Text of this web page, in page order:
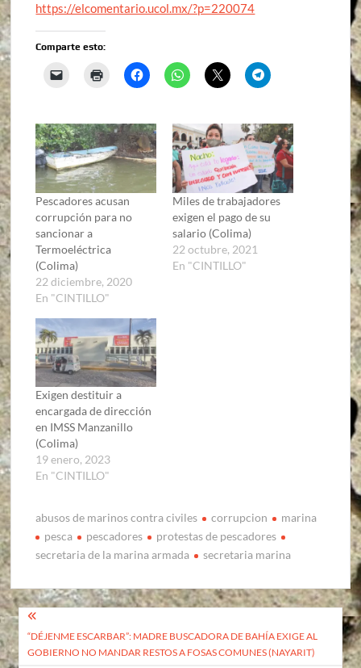
https://elcomentario.ucol.mx/?p=220074
Comparte esto:
Pescadores acusan
corrupción para no
sancionar a
Termoeléctrica
(Colima)
22 diciembre, 2020
En "CINTILLO"
Miles de trabajadores
exigen el pago de su
salario (Colima)
22 octubre, 2021
En "CINTILLO"
Exigen destituir a
encargada de dirección
en IMSS Manzanillo
(Colima)
19 enero, 2023
En "CINTILLO"
abusos de marinos contra civiles corrupcion
marina
pesca
pescadores
protestas de pescadores
secretaria de la marina armada
secretaria marina
Navegación
de“DÉJENME ESCARBAR”: MADRE BUSCADORA DE BAHÍA EXIGE AL
GOBIERNO NO MANDAR RESTOS A FOSAS COMUNES (NAYARIT)